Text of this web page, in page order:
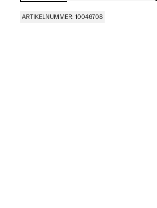
ARTIKELNUMMER: 10046708